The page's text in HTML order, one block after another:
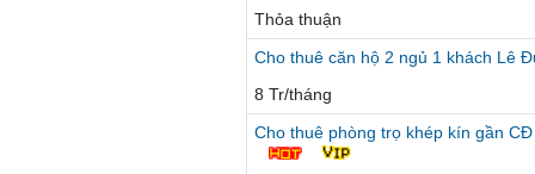
Thỏa thuận
Cho thuê căn hộ 2 ngủ 1 khách Lê
8 Tr/tháng
Cho thuê phòng trọ khép kín gần